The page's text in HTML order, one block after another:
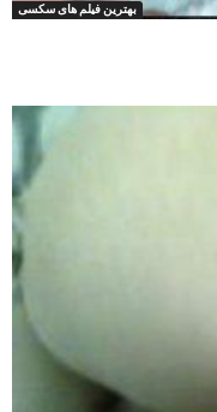
بهترین فیلم های سکسی